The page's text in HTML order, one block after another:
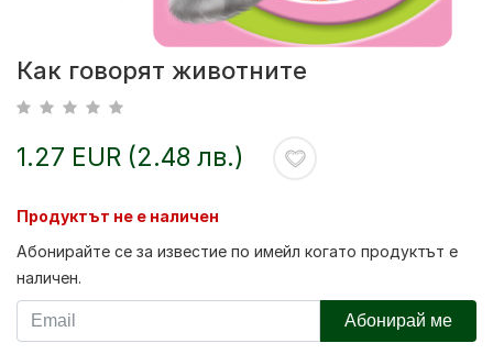
Как говорят животните
1.27 EUR (2.48 лв.)
Продуктът не е наличен
Абонирайте се за известие по имейл когато продуктът е
наличен.
Абонирай ме